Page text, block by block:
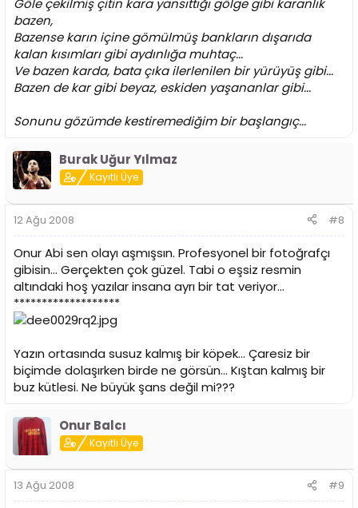
Göle çekilmiş çitin kara yansıttığı gölge gibi karanlık
bazen,
Bazense karın içine gömülmüş bankların dışarıda
kalan kısımları gibi aydınlığa muhtaç...
Ve bazen karda, bata çıka ilerlenilen bir yürüyüş gibi...
Bazen de kar gibi beyaz, eskiden yaşananlar gibi...
Sonunu gözümde kestiremediğim bir başlangıç...
Burak Uğur Yılmaz
Kayıtlı Üye
12 Ağu 2008 #8
Onur Abi sen olayı aşmışsın. Profesyonel bir fotoğrafçı
gibisin... Gerçekten çok güzel. Tabi o eşsiz resmin
altındaki hoş yazılar insana ayrı bir tat veriyor...
*******************
Yazın ortasında susuz kalmış bir köpek... Çaresiz bir
biçimde dolaşırken birde ne görsün... Kıştan kalmış bir
buz kütlesi. Ne büyük şans değil mi???
Onur Balcı
Kayıtlı Üye
13 Ağu 2008 #9